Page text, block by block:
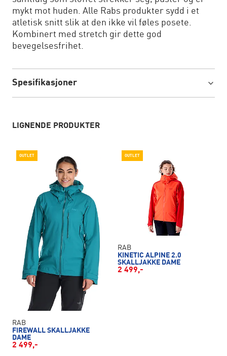
mykt mot huden. Alle Rabs produkter sydd i et
atletisk snitt slik at den ikke vil føles posete.
Kombinert med stretch gir dette god
bevegelsesfrihet.
Spesifikasjoner
LIGNENDE PRODUKTER
OUTLET
RAB
FIREWALL SKALLJAKKE
DAME
2 499,-
OUTLET
RAB
KINETIC ALPINE 2.0
SKALLJAKKE DAME
2 499,-